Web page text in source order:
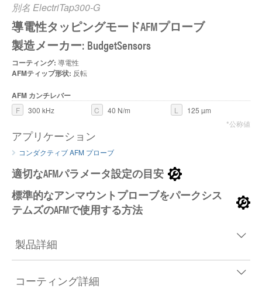
別名 ElectriTap300-G
導電性タッピングモードAFMプローブ
製造メーカー: BudgetSensors
コーティング: 導電性
AFMティップ形状: 反転
AFM カンチレバー
F 300 kHz C 40 N/m L
125 µm
*公称値
アプリケーション
コンダクティブ AFM プローブ
適切なAFMパラメータ設定の目安
標準的なアンマウントプローブをパークシス
テムズのAFMで使用する方法
製品詳細
コーティング詳細